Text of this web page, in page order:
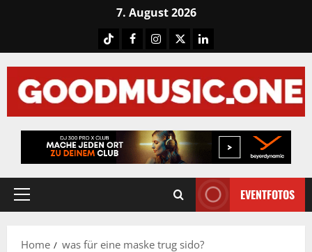
7. August 2026
TiktokFacebook
Instagram
X LinkedIN
Primary
EVENTFOTOS
Home was für eine maske trug sido?